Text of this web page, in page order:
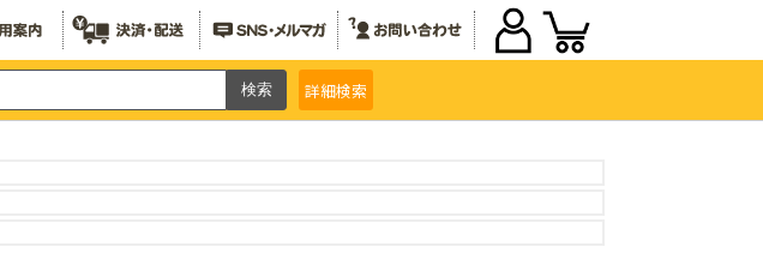
詳細検索